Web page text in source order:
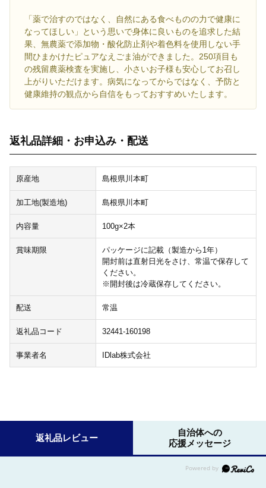
「薬で治すのではなく、自然にある食べものの力で健康に
なってほしい」という思いで身体に良いものを追求した結
果、無農薬で添加物・酸化防止剤や着色料を使用しない手
間ひまかけたピュアなえごま油ができました。250項目も
の残留農薬検査を実施し、小さいお子様も安心してお召し
上がりいただけます。病気になってからではなく、予防と
健康維持の観点から自信をもっておすすめいたします。
返礼品詳細・お申込み・配送
原産地 島根県川本町
加工地(製造地) 島根県川本町
内容量 100g×2本
賞味期限
パッケージに記載（製造から1年）
開封前は直射日光をさけ、常温で保存して
ください。
※開封後は冷蔵保存してください。
配送 常温
返礼品コード 32441-160198
事業者名 IDlab株式会社
返礼品レビュー
自治体への
応援メッセージ